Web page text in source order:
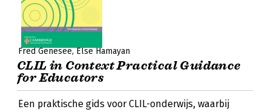
Fred Genesee Else Hamayan
CLIL in Context Practical Guidance
for Educators
Een praktische gids voor CLIL-onderwijs, waarbij